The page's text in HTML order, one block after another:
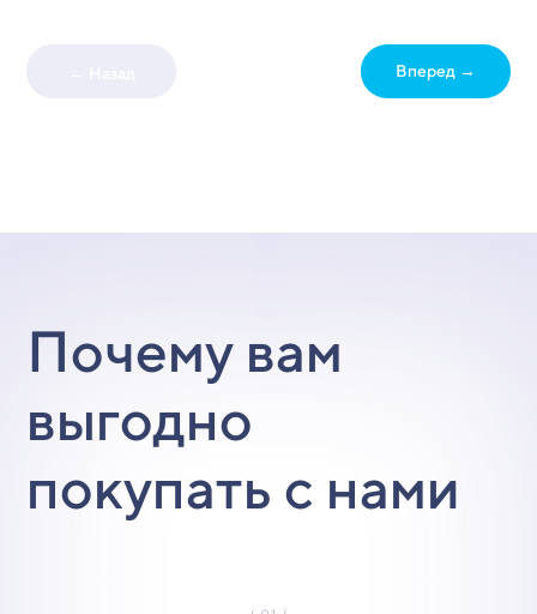
Вперед →
Почему вам
выгодно
покупать с нами